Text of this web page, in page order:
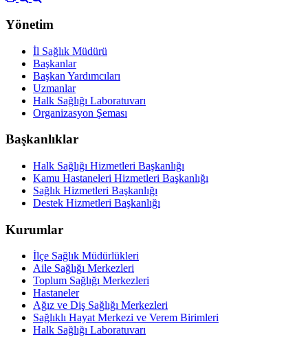
Yönetim
İl Sağlık Müdürü
Başkanlar
Başkan Yardımcıları
Uzmanlar
Halk Sağlığı Laboratuvarı
Organizasyon Şeması
Başkanlıklar
Halk Sağlığı Hizmetleri Başkanlığı
Kamu Hastaneleri Hizmetleri Başkanlığı
Sağlık Hizmetleri Başkanlığı
Destek Hizmetleri Başkanlığı
Kurumlar
İlçe Sağlık Müdürlükleri
Aile Sağlığı Merkezleri
Toplum Sağlığı Merkezleri
Hastaneler
Ağız ve Diş Sağlığı Merkezleri
Sağlıklı Hayat Merkezi ve Verem Birimleri
Halk Sağlığı Laboratuvarı